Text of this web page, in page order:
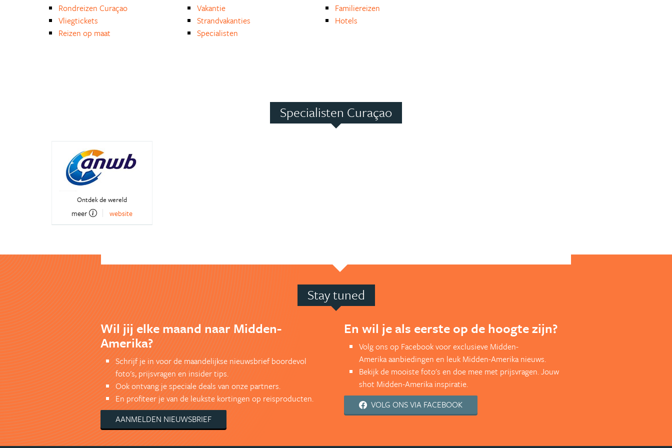
Rondreizen Curaçao
Vliegtickets
Reizen op maat
Vakantie
Strandvakanties
Specialisten
Familiereizen
Hotels
Specialisten Curaçao
Ontdek de wereld
meer website
Stay tuned
Wil jij elke maand naar Midden-
Amerika?
Schrijf je in voor de maandelijkse nieuwsbrief boordevol
foto's, prijsvragen en insider tips.
Ook ontvang je speciale deals van onze partners.
En profiteer je van de leukste kortingen op reisproducten.
AANMELDEN NIEUWSBRIEF
En wil je als eerste op de hoogte zijn?
Volg ons op Facebook voor exclusieve Midden-
Amerika aanbiedingen en leuk Midden-Amerika nieuws.
Bekijk de mooiste foto's en doe mee met prijsvragen. Jouw
shot Midden-Amerika inspiratie.
VOLG ONS VIA FACEBOOK